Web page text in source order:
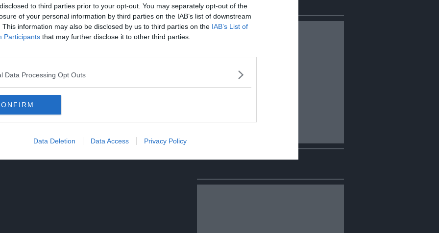
to third parties prior to your opt-out. You may separately opt-out of the
of your personal information by third parties on the IAB’s list of downstream
This information may also be disclosed by us to third parties on the IAB’s List of
Participants that may further disclose it to other third parties.
Data Processing Opt Outs
Data Deletion Data Access Privacy Policy